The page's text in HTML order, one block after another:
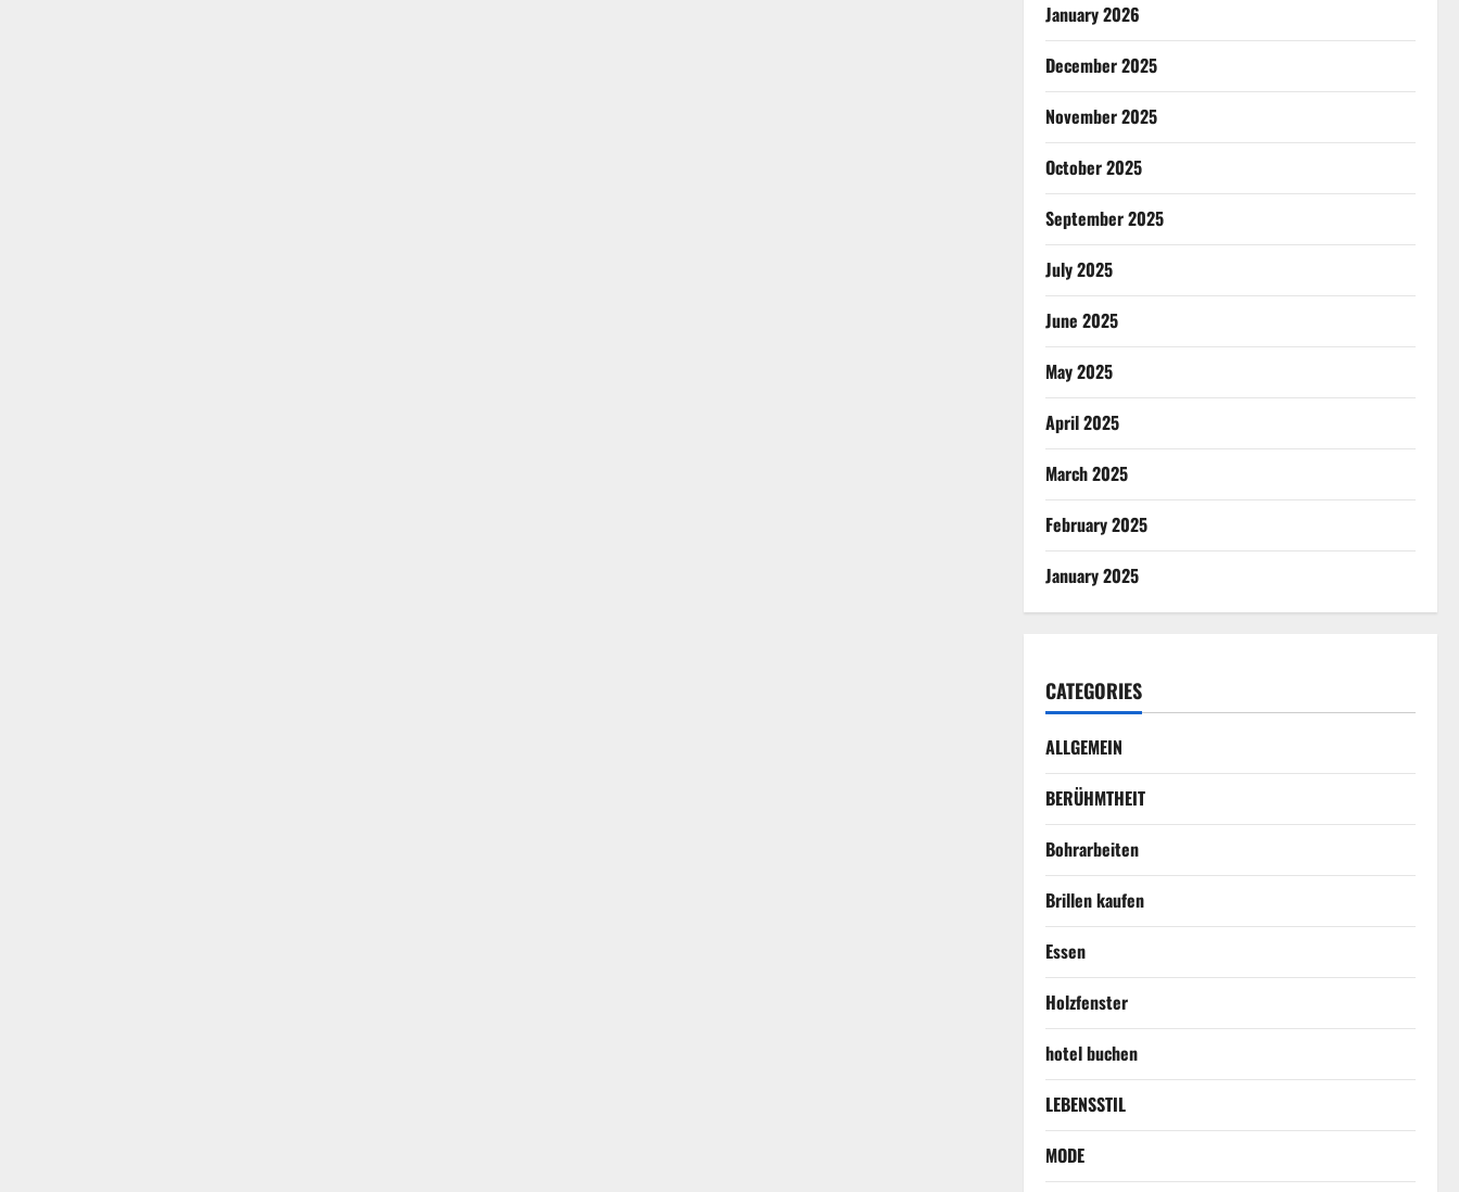
January 2026
December 2025
November 2025
October 2025
September 2025
July 2025
June 2025
May 2025
April 2025
March 2025
February 2025
January 2025
CATEGORIES
ALLGEMEIN
BERÜHMTHEIT
Bohrarbeiten
Brillen kaufen
Essen
Holzfenster
hotel buchen
LEBENSSTIL
MODE